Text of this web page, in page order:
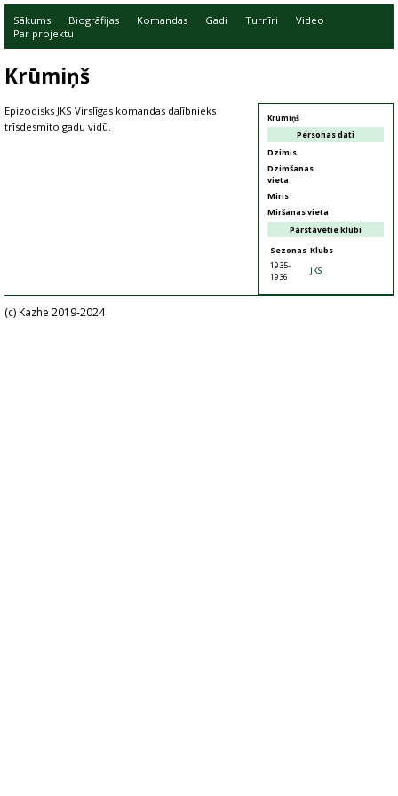
Sākums Biogrāfijas Komandas Gadi Turnīri
Video
Par projektu
Krūmiņš
Krūmiņš
Personas dati
Dzimis
Dzimšanas
vieta
Miris
Miršanas vieta
Pārstāvētie klubi
Sezonas Klubs
1935-
1936
JKS
Epizodisks JKS Virslīgas komandas dalībnieks
trīsdesmito gadu vidū.
(c) Kazhe 2019-2024